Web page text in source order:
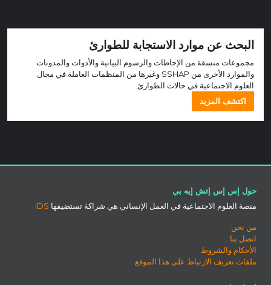
البحث عن موارد الاستجابة للطوارئ
مجموعات منسقة من الإحاطات والرسوم البيانية والأدوات والمدونات
والموارد الأخرى من SSHAP وغيرها من المنظمات العاملة في مجال
العلوم الاجتماعية في حالات الطوارئ.
اكتشف المزيد
حول إس إس إتش إيه بي
منصة العلوم الاجتماعية في العمل الإنساني هي شراكة تستضيفهاIDS
من نحن
اتصل بنا
الأحكام والشروط
ملفات تعريف الارتباط على هذا الموقع